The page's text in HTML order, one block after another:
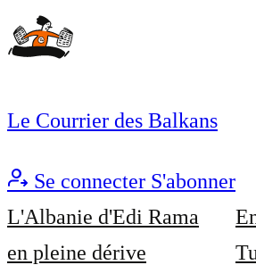
Le Courrier des Balkans
Se connecter S'abonner
L'Albanie d'Edi Rama
en pleine dérive